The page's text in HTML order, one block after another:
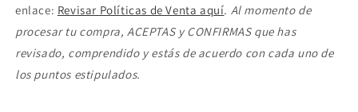
enlace: Revisar Políticas de Venta aquí. Al momento de
procesar tu compra, ACEPTAS y CONFIRMAS que has
revisado, comprendido y estás de acuerdo con cada uno de
los puntos estipulados.